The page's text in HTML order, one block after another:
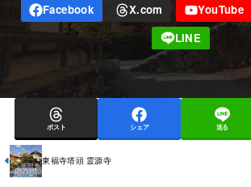
ポスト シェア 送る
東福寺塔頭 霊源寺